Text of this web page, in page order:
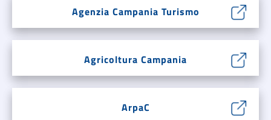
Agenzia Campania Turismo
Agricoltura Campania
ArpaC